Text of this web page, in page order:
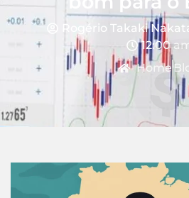
Rogério Takaki
12:00
Home